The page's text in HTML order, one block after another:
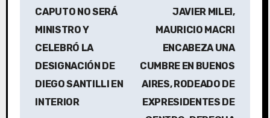
CAPUTO NO SERÁ
MINISTRO Y
CELEBRÓ LA
DESIGNACIÓN DE
DIEGO SANTILLI EN
INTERIOR
JAVIER MILEI,
MAURICIO MACRI
ENCABEZA UNA
CUMBRE EN BUENOS
AIRES, RODEADO DE
EXPRESIDENTES DE